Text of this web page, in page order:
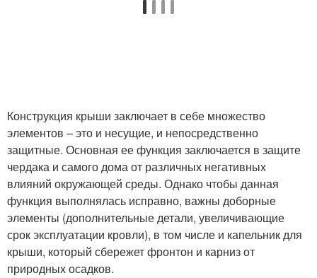
Конструкция крыши заключает в себе множество
элементов – это и несущие, и непосредственно
защитные. Основная ее функция заключается в защите
чердака и самого дома от различных негативных
влияний окружающей среды. Однако чтобы данная
функция выполнялась исправно, важны доборные
элементы (дополнительные детали, увеличивающие
срок эксплуатации кровли), в том числе и капельник для
крыши, который сбережет фронтон и карниз от
природных осадков.